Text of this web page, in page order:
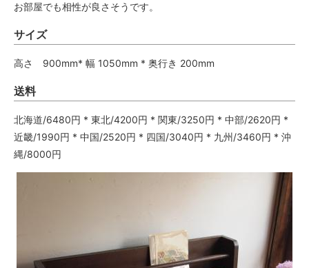
お部屋でも相性が良さそうです。
サイズ
高さ 900mm* 幅 1050mm * 奥行き 200mm
送料
北海道/6480円 * 東北/4200円 * 関東/3250円 * 中部/2620円 *
近畿/1990円 * 中国/2520円 * 四国/3040円 * 九州/3460円 * 沖
縄/8000円